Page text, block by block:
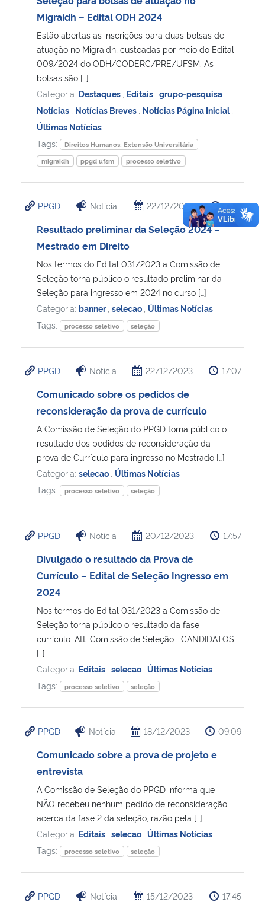
Migraidh – Edital ODH 2024
Estão abertas as inscrições para duas bolsas de
atuação no Migraidh, custeadas por meio do Edital
009/2024 do ODH/CODERC/PRE/UFSM. As
bolsas são […]
Categoria: Destaques Editais grupo-pesquisa
Notícias Notícias Breves Notícias Página Inicial
Últimas Notícias
Tags:
Direitos Humanos; Extensão Universitária
migraidh
ppgd ufsm processo seletivo
PPGD Notícia 22/12/2023 17:15
Resultado preliminar da Seleção 2024 –
Mestrado em Direito
Nos termos do Edital 031/2023 a Comissão de
Seleção torna público o resultado preliminar da
Seleção para ingresso em 2024 no curso […]
Categoria: banner selecao Últimas Notícias
Tags:
processo seletivo seleção
PPGD Notícia 22/12/2023 17:07
Comunicado sobre os pedidos de
reconsideração da prova de currículo
A Comissão de Seleção do PPGD torna público o
resultado dos pedidos de reconsideração da
prova de Currículo para ingresso no Mestrado […]
Categoria: selecao Últimas Notícias
Tags:
processo seletivo seleção
PPGD Notícia 20/12/2023 17:57
Divulgado o resultado da Prova de
Currículo – Edital de Seleção Ingresso em
2024
Nos termos do Edital 031/2023 a Comissão de
Seleção torna público o resultado da fase
currículo. Att. Comissão de Seleção CANDIDATOS
[…]
Categoria: Editais selecao Últimas Notícias
Tags:
processo seletivo seleção
PPGD Notícia 18/12/2023 09:09
Comunicado sobre a prova de projeto e
entrevista
A Comissão de Seleção do PPGD informa que
NÃO recebeu nenhum pedido de reconsideração
acerca da fase 2 da seleção, razão pela […]
Categoria: Editais selecao Últimas Notícias
Tags:
processo seletivo seleção
PPGD Notícia 15/12/2023 17:45